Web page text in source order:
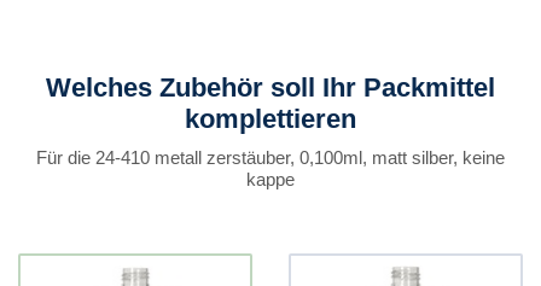
Welches Zubehör soll Ihr Packmittel
komplettieren
Für die 24-410 metall zerstäuber, 0,100ml, matt silber, keine
kappe